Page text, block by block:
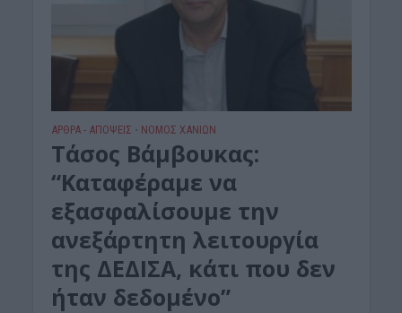
ΑΡΘΡΑ - ΑΠΟΨΕΙΣ • ΝΟΜΌΣ ΧΑΝΊΩΝ
Τάσος Βάμβουκας:
“Καταφέραμε να
εξασφαλίσουμε την
ανεξάρτητη λειτουργία
της ΔΕΔΙΣΑ, κάτι που δεν
ήταν δεδομένο”